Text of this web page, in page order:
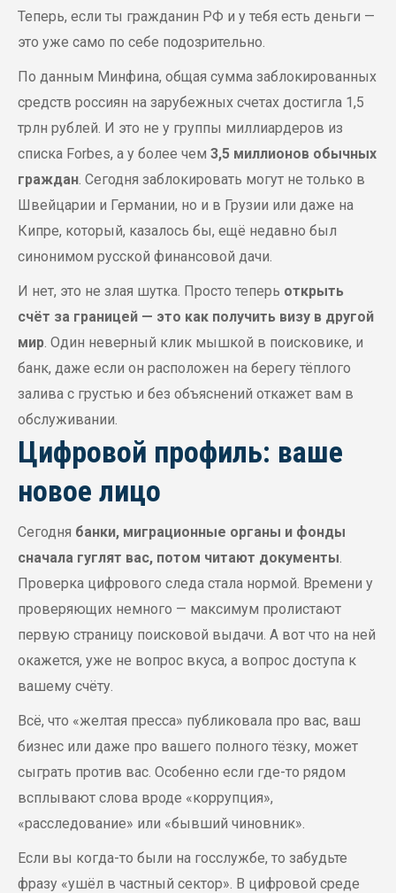
Теперь, если ты гражданин РФ и у тебя есть деньги —
это уже само по себе подозрительно.
По данным Минфина, общая сумма заблокированных
средств россиян на зарубежных счетах достигла 1,5
трлн рублей. И это не у группы миллиардеров из
списка Forbes, а у более чем 3,5 миллионов обычных
граждан. Сегодня заблокировать могут не только в
Швейцарии и Германии, но и в Грузии или даже на
Кипре, который, казалось бы, ещё недавно был
синонимом русской финансовой дачи.
И нет, это не злая шутка. Просто теперь открыть
счёт за границей — это как получить визу в другой
мир. Один неверный клик мышкой в поисковике, и
банк, даже если он расположен на берегу тёплого
залива с грустью и без объяснений откажет вам в
обслуживании.
Цифровой профиль: ваше
новое лицо
Сегодня банки, миграционные органы и фонды
сначала гуглят вас, потом читают документы.
Проверка цифрового следа стала нормой. Времени у
проверяющих немного — максимум пролистают
первую страницу поисковой выдачи. А вот что на ней
окажется, уже не вопрос вкуса, а вопрос доступа к
вашему счёту.
Всё, что «желтая пресса» публиковала про вас, ваш
бизнес или даже про вашего полного тёзку, может
сыграть против вас. Особенно если где-то рядом
всплывают слова вроде «коррупция»,
«расследование» или «бывший чиновник».
Если вы когда-то были на госслужбе, то забудьте
фразу «ушёл в частный сектор». В цифровой среде